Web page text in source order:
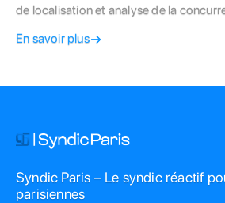
de localisation et analyse de la
les acheteurs et vendre rapidement.
En savoir plus
Syndic Paris – Le syndic réactif
parisiennes